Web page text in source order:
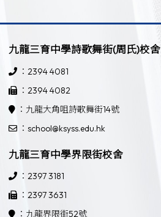
九龍三育中學詩歌舞街(周氏)校舍
：2394 4081
：2394 4082
：九龍大角咀詩歌舞街14號
：school@ksyss.edu.hk
九龍三育中學界限街校舍
：2397 3181
：2397 3631
：九龍界限街52號